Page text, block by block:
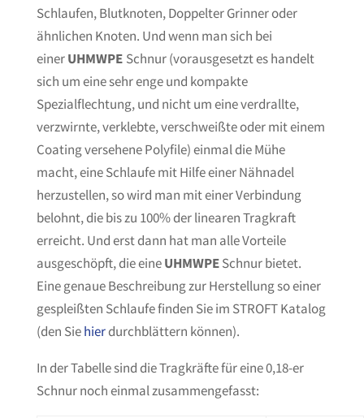
Schlaufen, Blutknoten, Doppelter Grinner oder
ähnlichen Knoten. Und wenn man sich bei
einerUHMWPE Schnur (vorausgesetzt es handelt
sich um eine sehr enge und kompakte
Spezialflechtung, und nicht um eine verdrallte,
verzwirnte, verklebte, verschweißte oder mit einem
Coating versehene Polyfile) einmal die Mühe
macht, eine Schlaufe mit Hilfe einer Nähnadel
herzustellen, so wird man mit einer Verbindung
belohnt, die bis zu 100% der linearen Tragkraft
erreicht. Und erst dann hat man alle Vorteile
ausgeschöpft, die eineUHMWPESchnur bietet.
Eine genaue Beschreibung zur Herstellung so einer
gespleißten Schlaufe finden Sie im STROFT Katalog
(den Siehierdurchblättern können).
In der Tabelle sind die Tragkräfte für eine 0,18-er
Schnur noch einmal zusammengefasst: